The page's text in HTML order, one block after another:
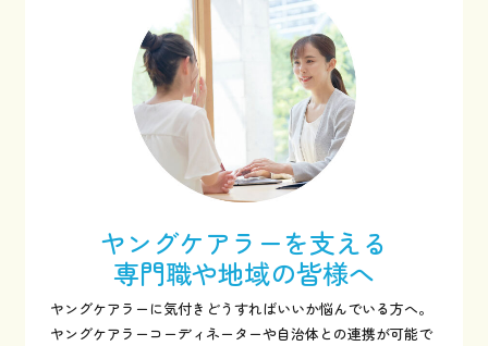
ヤングケアラーを支える
専門職や地域の皆様へ
ヤングケアラーに気付きどうすればいいか悩んでいる方へ。
ヤングケアラーコーディネーターや自治体との連携が可能で